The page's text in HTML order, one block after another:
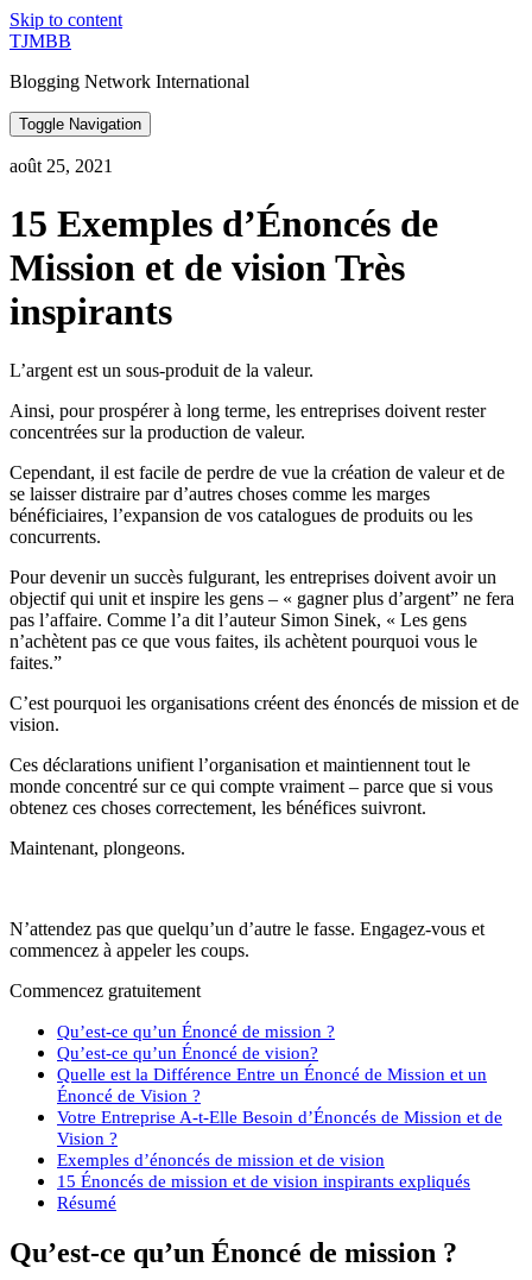
Skip to content
TJMBB
Blogging Network International
Toggle Navigation
août 25, 2021
15 Exemples d’Énoncés de
Mission et de vision Très
inspirants
L’argent est un sous-produit de la valeur.
Ainsi, pour prospérer à long terme, les entreprises doivent rester
concentrées sur la production de valeur.
Cependant, il est facile de perdre de vue la création de valeur et de
se laisser distraire par d’autres choses comme les marges
bénéficiaires, l’expansion de vos catalogues de produits ou les
concurrents.
Pour devenir un succès fulgurant, les entreprises doivent avoir un
objectif qui unit et inspire les gens – « gagner plus d’argent” ne fera
pas l’affaire. Comme l’a dit l’auteur Simon Sinek, « Les gens
n’achètent pas ce que vous faites, ils achètent pourquoi vous le
faites.”
C’est pourquoi les organisations créent des énoncés de mission et de
vision.
Ces déclarations unifient l’organisation et maintiennent tout le
monde concentré sur ce qui compte vraiment – parce que si vous
obtenez ces choses correctement, les bénéfices suivront.
Maintenant, plongeons.
N’attendez pas que quelqu’un d’autre le fasse. Engagez-vous et
commencez à appeler les coups.
Commencez gratuitement
Qu’est-ce qu’un Énoncé de mission ?
Qu’est-ce qu’un Énoncé de vision?
Quelle est la Différence Entre un Énoncé de Mission et un
Énoncé de Vision ?
Votre Entreprise A-t-Elle Besoin d’Énoncés de Mission et de
Vision ?
Exemples d’énoncés de mission et de vision
15 Énoncés de mission et de vision inspirants expliqués
Résumé
Qu’est-ce qu’un Énoncé de mission ?